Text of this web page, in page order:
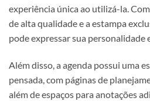
experiência única ao utilizá-la.
de alta qualidade e a estampa
pode expressar sua personalidade
Além disso, a agenda possui uma
pensada, com páginas de
além de espaços para anotações